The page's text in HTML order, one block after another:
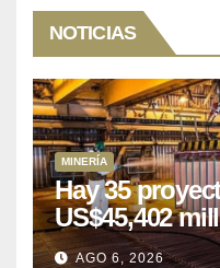
NOTICIAS
MINERÍA
Hay 35
US$45,402
puede
AGO 6, 2026